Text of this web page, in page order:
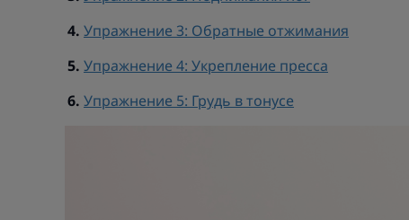
Упражнение 3: Обратные отжимания
Упражнение 4: Укрепление пресса
Упражнение 5: Грудь в тонусе